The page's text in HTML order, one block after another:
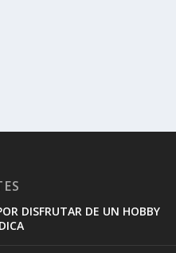
DISFRUTAR DE UN HOBBY